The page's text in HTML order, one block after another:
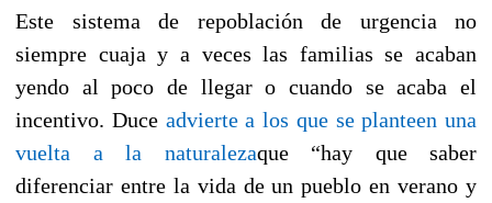
Este sistema de repoblación de urgencia no
siempre cuaja y a veces las familias se acaban
yendo al poco de llegar o cuando se acaba el
incentivo. Duce advierte a los que se planteen una
vuelta a la naturalezaque “hay que saber
diferenciar entre la vida de un pueblo en verano y